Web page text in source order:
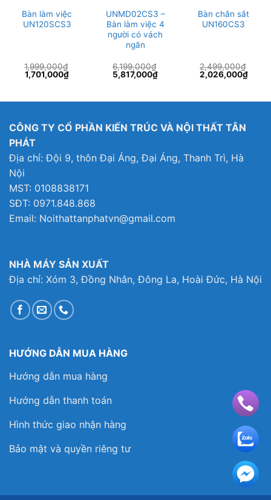
Bàn làm việc
UN120SCS3
1,999,000₫
Giá
gốc
1,701,000₫Giá
UNMD02CS3 –
Bàn làm việc 4
người có vách
ngăn
6,199,000₫
Giá
gốc
5,817,000₫Giá
Bàn chân sắt
UN160CS3
2,499,000₫
Giá
gốc
2,026,000₫Giá
hiện
CÔNG TY CỔ PHẦN KIẾN TRÚC VÀ NỘI THẤT TÂN
PHÁT
Địa chỉ: Đội 9, thôn Đại Áng, Đại Áng, Thanh Trì, Hà
Nội
MST: 0108838171
SĐT: 0971.848.868
Email: Noithattanphatvn@gmail.com
NHÀ MÁY SẢN XUẤT
Địa chỉ: Xóm 3, Đồng Nhân, Đông La, Hoài Đức, Hà Nội
HƯỚNG DẪN MUA HÀNG
Hướng dẫn mua hàng
Hướng dẫn thanh toán
Hình thức giao nhận hàng
Bảo mật và quyền riêng tư